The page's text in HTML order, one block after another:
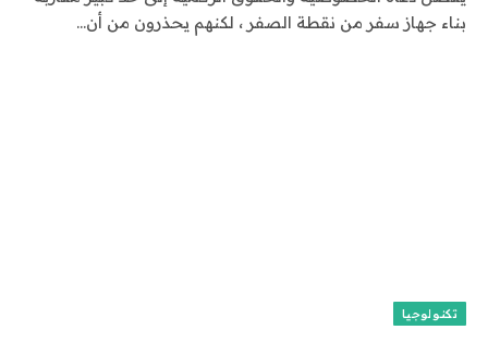
بناء جهاز سفر من نقطة الصفر ، لكنهم يحذرون من أن…
تكنولوجيا